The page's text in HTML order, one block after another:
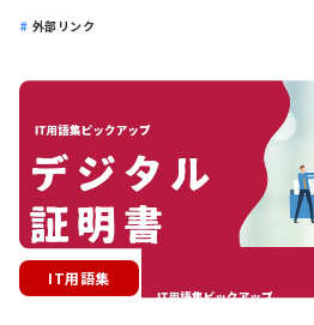
外部リンク
IT用語集